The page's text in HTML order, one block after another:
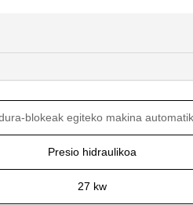
blokeak egiteko makina
Presio hidraulikoa
27 kw